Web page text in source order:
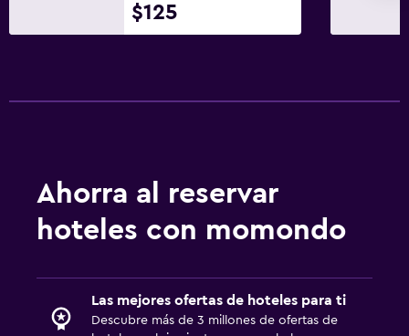
$125
Ahorra al reservar
hoteles con momondo
Las mejores ofertas de hoteles para ti
Descubre más de 3 millones de ofertas de